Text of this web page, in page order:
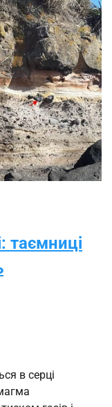
таємниці
в серці